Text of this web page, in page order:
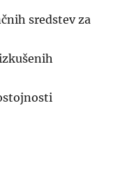
sredstev za